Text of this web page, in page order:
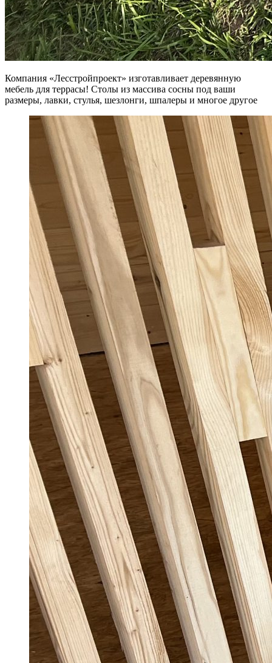
Компания «Лесстройпроект» изготавливает деревянную
мебель для террасы! Столы из массива сосны под ваши
размеры, лавки, стулья, шезлонги, шпалеры и многое другое